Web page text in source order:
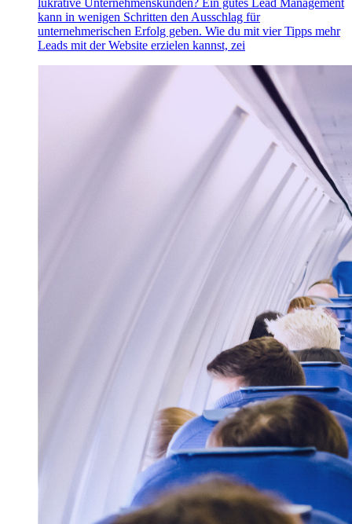
kann in wenigen Schritten den Ausschlag für
unternehmerischen Erfolg geben. Wie du mit vier Tipps mehr
Leads mit der Website erzielen kannst, zei